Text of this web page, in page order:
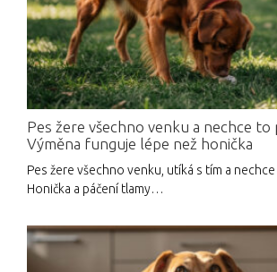
Pes žere všechno venku a nechce to
Výměna funguje lépe než honička
Pes žere všechno venku, utíká s tím a
Honička a páčení tlamy…